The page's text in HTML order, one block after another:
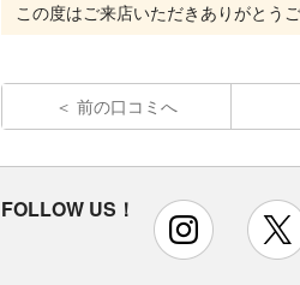
前の口コミへ
FOLLOW US！ instagram